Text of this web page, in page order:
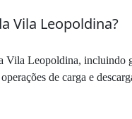
Vila Leopoldina?
Leopoldina, incluindo
de carga e